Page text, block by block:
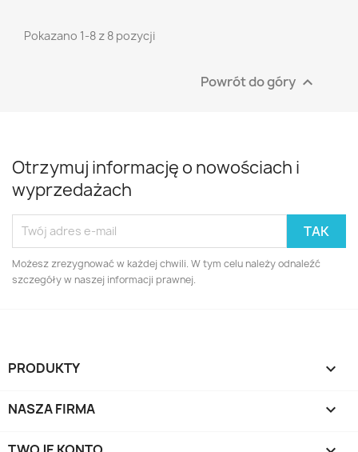
Pokazano 1-8 z 8 pozycji
Powrót do góry 
Otrzymuj informację o nowościach i
wyprzedażach
Możesz zrezygnować w każdej chwili. W tym celu należy odnaleźć
szczegóły w naszej informacji prawnej.
PRODUKTY 
NASZA FIRMA 